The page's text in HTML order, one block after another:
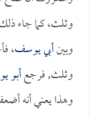
وثلث، كما جاء
وبينأبي يوسف،
وثلث, فرجعأبو
وهذا يعني أنه